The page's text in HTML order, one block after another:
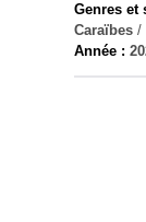
Genres et
Caraïbes /
Année :